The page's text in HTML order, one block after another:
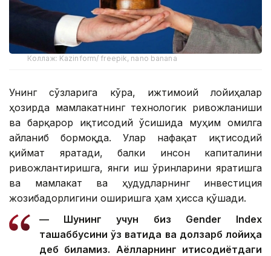
Коллаж: Kazinform/ freepik, nano banana
Унинг сўзларига кўра, ижтимоий лойиҳалар
ҳозирда мамлакатнинг технологик ривожланиши
ва барқарор иқтисодий ўсишида муҳим омилга
айланиб бормоқда. Улар нафақат иқтисодий
қиймат яратади, балки инсон капиталини
ривожлантиришга, янги иш ўринларини яратишга
ва мамлакат ва ҳудудларнинг инвестиция
жозибадорлигини оширишга ҳам ҳисса қўшади.
— Шунинг учун биз Gender Index
ташаббусини ўз вақтида ва долзарб лойиҳа
деб биламиз. Аёлларнинг иқтисодиётдаги